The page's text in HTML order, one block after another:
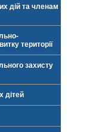
дій та членам
території
захисту
дітей